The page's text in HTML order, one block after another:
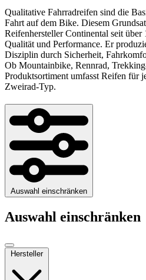
Qualitative Fahrradreifen sind die
Fahrt auf dem Bike. Diesem
Reifenhersteller Continental seit über
Qualität und Performance. Er
Disziplin durch Sicherheit,
Ob Mountainbike, Rennrad,
Produktsortiment umfasst Reifen für
Zweirad-Typ.
Auswahl einschränken
Auswahl einschränken
Hersteller